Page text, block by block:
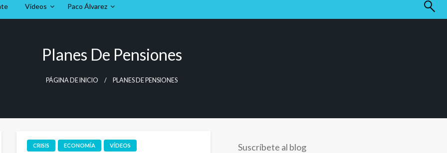
Vídeos Paco Álvarez
Planes De Pensiones
PÁGINA DE INICIO PLANES DE PENSIONES
CRISIS ECONOMÍA VÍDEOS Suscríbete al blog